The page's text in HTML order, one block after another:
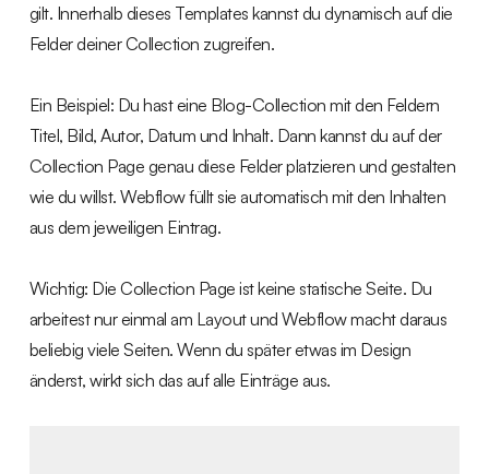
gilt. Innerhalb dieses Templates kannst du dynamisch auf die
Felder deiner Collection zugreifen.
Ein Beispiel: Du hast eine Blog-Collection mit den Feldern
Titel, Bild, Autor, Datum und Inhalt. Dann kannst du auf der
Collection Page genau diese Felder platzieren und gestalten
wie du willst. Webflow füllt sie automatisch mit den Inhalten
aus dem jeweiligen Eintrag.
Wichtig: Die Collection Page ist keine statische Seite. Du
arbeitest nur einmal am Layout und Webflow macht daraus
beliebig viele Seiten. Wenn du später etwas im Design
änderst, wirkt sich das auf alle Einträge aus.